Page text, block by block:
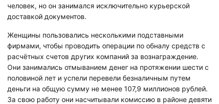
человек, но он занимался исключительно курьерской
доставкой документов.
Женщины пользовались несколькими подставными
фирмами, чтобы проводить операции по обналу средств с
расчётных счетов других компаний за вознаграждение.
Они занимались отмыванием денег на протяжении шести с
половиной лет и успели перевели безналичным путем
деньги на общую сумму не менее 107,9 миллионов рублей.
За свою работу они насчитывали комиссию в районе девяти